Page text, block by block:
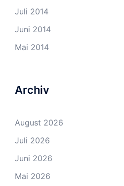
Juli 2014
Juni 2014
Mai 2014
Archiv
August 2026
Juli 2026
Juni 2026
Mai 2026